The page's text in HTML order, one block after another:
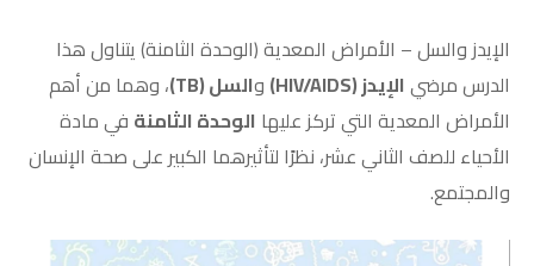
الإيدز والسل – الأمراض المعدية (الوحدة الثامنة) يتناول هذا
الدرس مرضي الإيدز (HIV/AIDS) والسل (TB)
، وهما من أهم
الأمراض المعدية التي تركز عليها الوحدة الثامنة في مادة
الأحياء للصف الثاني عشر، نظرًا لتأثيرهما الكبير على صحة الإنسان
والمجتمع.